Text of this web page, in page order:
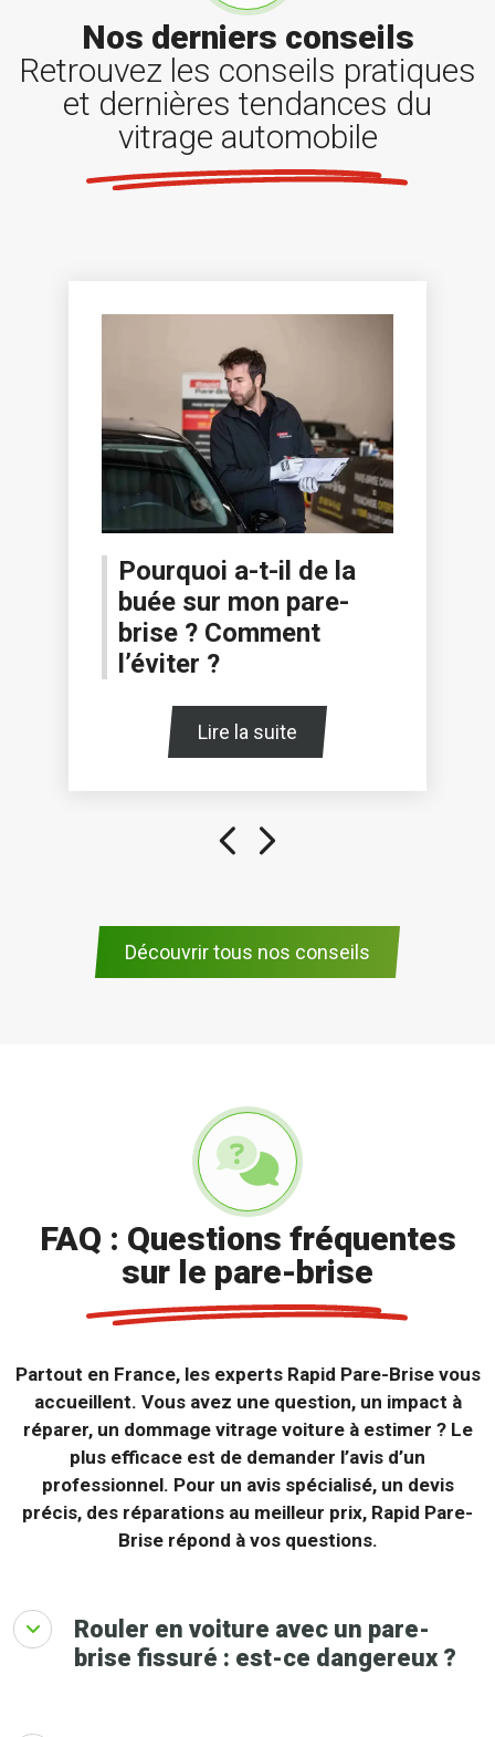
Nos derniers conseils
Retrouvez les conseils pratiques
et dernières tendances du
vitrage automobile
Pourquoi a-t-il de la
buée sur mon pare-
brise ? Comment
l’éviter ?
Lire la suite
Découvrir tous nos conseils
FAQ : Questions fréquentes
sur le pare-brise
Partout en France, les experts Rapid Pare-Brise vous
accueillent. Vous avez une question, un impact à
réparer, un dommage vitrage voiture à estimer ? Le
plus efficace est de demander l’avis d’un
professionnel. Pour un avis spécialisé, un devis
précis, des réparations au meilleur prix, Rapid Pare-
Brise répond à vos questions.
Rouler en voiture avec un pare-
brise fissuré : est-ce dangereux ?